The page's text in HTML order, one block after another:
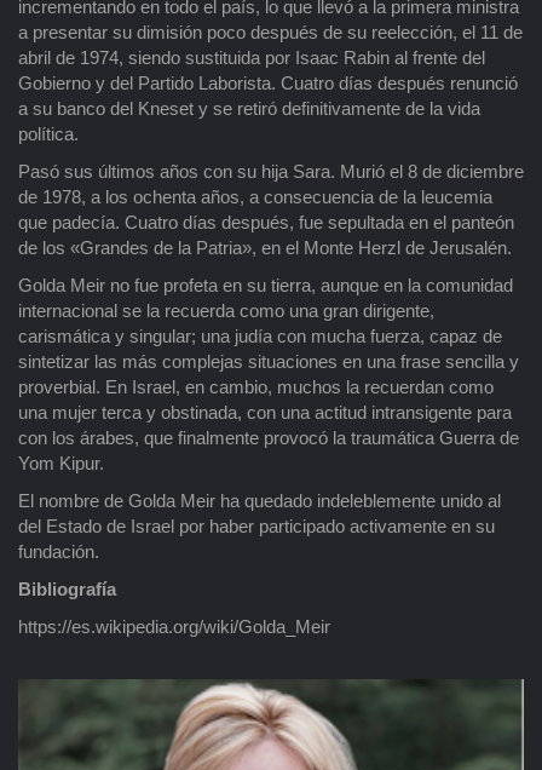
incrementando en todo el país, lo que llevó a la primera ministra
a presentar su dimisión poco después de su reelección, el 11 de
abril de 1974, siendo sustituida por Isaac Rabin al frente del
Gobierno y del Partido Laborista. Cuatro días después renunció
a su banco del Kneset y se retiró definitivamente de la vida
política.
Pasó sus últimos años con su hija Sara. Murió el 8 de diciembre
de 1978, a los ochenta años, a consecuencia de la leucemia
que padecía. Cuatro días después, fue sepultada en el panteón
de los «Grandes de la Patria», en el Monte Herzl de Jerusalén.
Golda Meir no fue profeta en su tierra, aunque en la comunidad
internacional se la recuerda como una gran dirigente,
carismática y singular; una judía con mucha fuerza, capaz de
sintetizar las más complejas situaciones en una frase sencilla y
proverbial. En Israel, en cambio, muchos la recuerdan como
una mujer terca y obstinada, con una actitud intransigente para
con los árabes, que finalmente provocó la traumática Guerra de
Yom Kipur.
El nombre de Golda Meir ha quedado indeleblemente unido al
del Estado de Israel por haber participado activamente en su
fundación.
Bibliografía
https://es.wikipedia.org/wiki/Golda_Meir